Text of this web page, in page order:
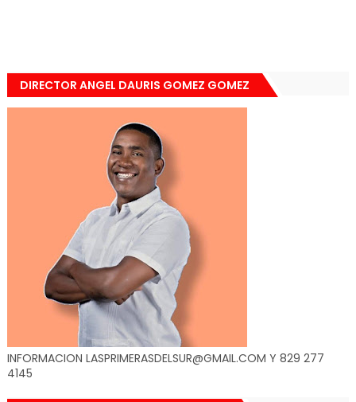
DIRECTOR ANGEL DAURIS GOMEZ GOMEZ
INFORMACION LASPRIMERASDELSUR@GMAIL.COM Y 829 277
4145